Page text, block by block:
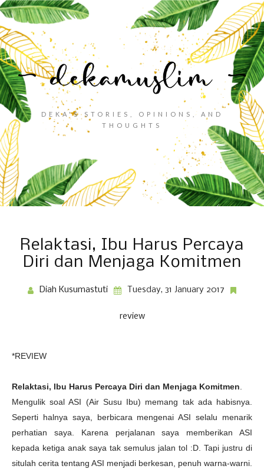
DEKA'S STORIES, OPINIONS, AND
THOUGHTS
Relaktasi, Ibu Harus Percaya
Diri dan Menjaga Komitmen
Diah Kusumastuti Tuesday, 31 January 2017
review
*REVIEW
Relaktasi, Ibu Harus Percaya Diri dan Menjaga Komitmen
Mengulik soal ASI (Air Susu Ibu) memang tak ada habisnya.
Seperti halnya saya, berbicara mengenai ASI selalu menarik
perhatian saya. Karena perjalanan saya memberikan ASI
kepada ketiga anak saya tak semulus jalan tol :D. Tapi justru di
situlah cerita tentang ASI menjadi berkesan, penuh warna-warni.